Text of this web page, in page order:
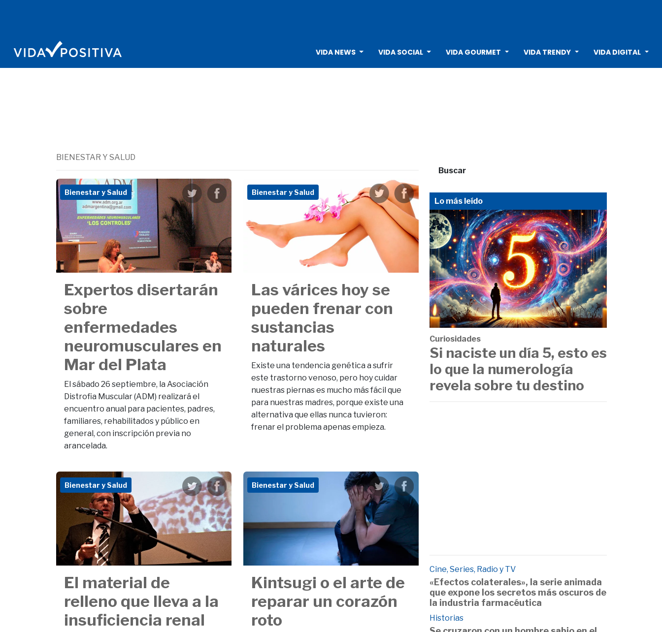
VIDA NEWS VIDA SOCIAL VIDA GOURMET VIDA TRENDY VIDA DIGITAL
BIENESTAR Y SALUD
Bienestar y Salud
Expertos disertarán
sobre
enfermedades
neuromusculares en
Mar del Plata
El sábado 26 septiembre, la Asociación
Distrofia Muscular (ADM) realizará el
encuentro anual para pacientes, padres,
familiares, rehabilitados y público en
general, con inscripción previa no
arancelada.
Bienestar y Salud
Las várices hoy se
pueden frenar con
sustancias
naturales
Existe una tendencia genética a sufrir
este trastorno venoso, pero hoy cuidar
nuestras piernas es mucho más fácil que
para nuestras madres, porque existe una
alternativa que ellas nunca tuvieron:
frenar el problema apenas empieza.
Bienestar y Salud
El material de
relleno que lleva a la
insuficiencia renal
Bienestar y Salud
Kintsugi o el arte de
reparar un corazón
roto
Buscar
Lo más leído
Curiosidades
Si naciste un día 5, esto es
lo que la numerología
revela sobre tu destino
Cine, Series, Radio y TV
«Efectos colaterales», la serie animada
que expone los secretos más oscuros de
la industria farmacéutica
Historias